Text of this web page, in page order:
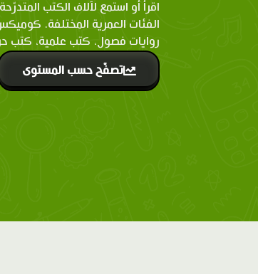
اقرأ أو استمع لآلاف الكتب
الفئات العمرية المختلفة.
روايات فصول، كتب علمية، كتب
تصفّح حسب المستوى